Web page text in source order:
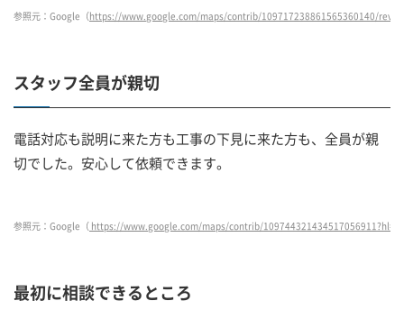
参照元：Google（https://www.google.com/maps/contrib/109717238861565360140/
スタッフ全員が親切
電話対応も説明に来た方も工事の下見に来た方も、全員が親
切でした。安心して依頼できます。
参照元：Google（ https://www.google.com/maps/contrib/109744321434517056911?hl=ja-
最初に相談できるところ